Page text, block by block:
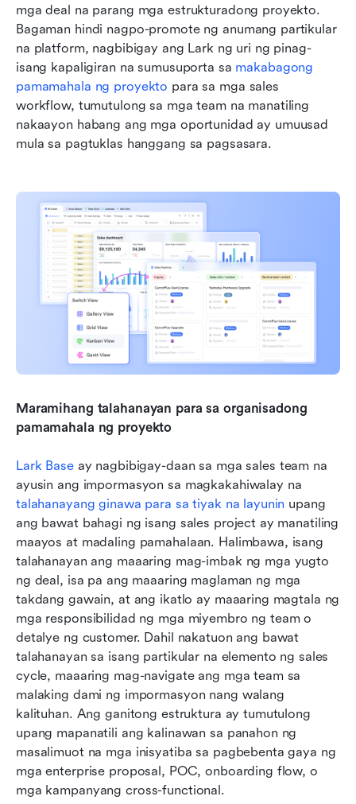
mga deal na parang mga estrukturadong proyekto.
Bagaman hindi nagpo-promote ng anumang partikular
na platform, nagbibigay ang Lark ng uri ng pinag-
isang kapaligiran na sumusuporta sa makabagong
pamamahala ng proyekto para sa mga sales
workflow, tumutulong sa mga team na manatiling
nakaayon habang ang mga oportunidad ay umuusad
mula sa pagtuklas hanggang sa pagsasara.
Maramihang talahanayan para sa organisadong
pamamahala ng proyekto
Lark Base ay nagbibigay-daan sa mga sales team na
talahanayang ginawa para sa tiyak na layunin upang
ang bawat bahagi ng isang sales project ay manatiling
maayos at madaling pamahalaan. Halimbawa, isang
talahanayan ang maaaring mag-imbak ng mga yugto
ng deal, isa pa ang maaaring maglaman ng mga
takdang gawain, at ang ikatlo ay maaaring magtala ng
mga responsibilidad ng mga miyembro ng team o
detalye ng customer. Dahil nakatuon ang bawat
talahanayan sa isang partikular na elemento ng sales
cycle, maaaring mag-navigate ang mga team sa
malaking dami ng impormasyon nang walang
kalituhan. Ang ganitong estruktura ay tumutulong
upang mapanatili ang kalinawan sa panahon ng
masalimuot na mga inisyatiba sa pagbebenta gaya ng
mga enterprise proposal, POC, onboarding flow, o
mga kampanyang cross-functional.